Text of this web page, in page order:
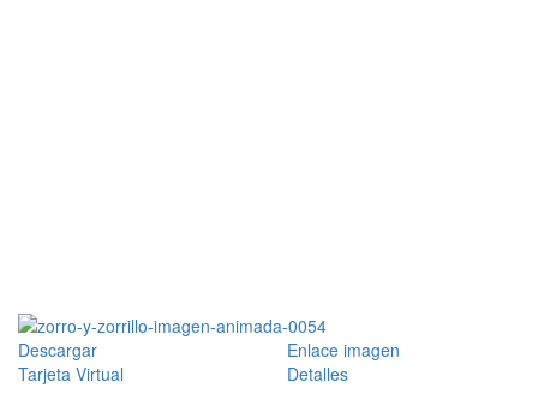
Descargar
Enlace imagen
Tarjeta Virtual
Detalles